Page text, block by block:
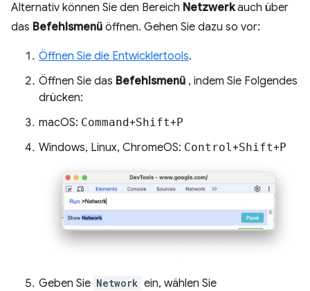
Alternativ können Sie den Bereich Netzwerkauch über
das Befehlsmenü öffnen. Gehen Sie dazu so vor:
Öffnen Sie die Entwicklertools.
Öffnen Sie das Befehlsmenü , indem Sie Folgendes
drücken:
macOS: Command+Shift+P
Windows, Linux, ChromeOS: Control+Shift+P
Geben Sie Network ein, wählen Sie